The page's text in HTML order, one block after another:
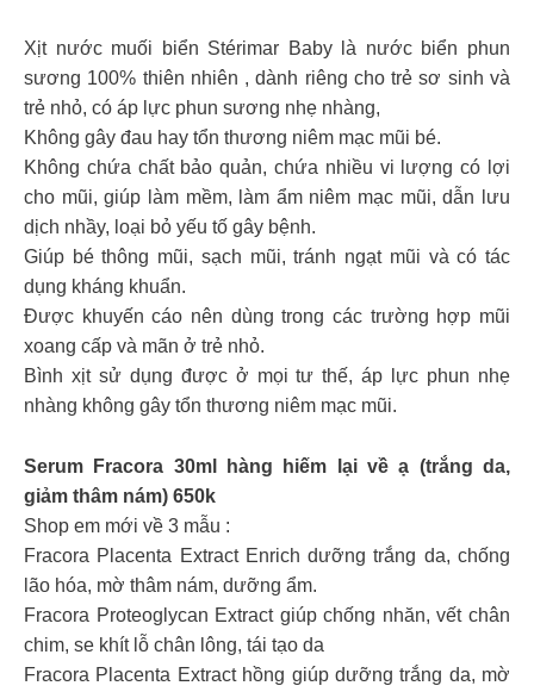
Xịt nước muối biển Stérimar Baby là nước biển phun
sương 100% thiên nhiên , dành riêng cho trẻ sơ sinh và
trẻ nhỏ, có áp lực phun sương nhẹ nhàng,
Không gây đau hay tổn thương niêm mạc mũi bé.
Không chứa chất bảo quản, chứa nhiều vi lượng có lợi
cho mũi, giúp làm mềm, làm ẩm niêm mạc mũi, dẫn lưu
dịch nhầy, loại bỏ yếu tố gây bệnh.
Giúp bé thông mũi, sạch mũi, tránh ngạt mũi và có tác
dụng kháng khuẩn.
Được khuyến cáo nên dùng trong các trường hợp mũi
xoang cấp và mãn ở trẻ nhỏ.
Bình xịt sử dụng được ở mọi tư thế, áp lực phun nhẹ
nhàng không gây tổn thương niêm mạc mũi.
Serum Fracora 30ml hàng hiếm lại về ạ (trắng da,
giảm thâm nám) 650k
Shop em mới về 3 mẫu :
Fracora Placenta Extract Enrich dưỡng trắng da, chống
lão hóa, mờ thâm nám, dưỡng ẩm.
Fracora Proteoglycan Extract giúp chống nhăn, vết chân
chim, se khít lỗ chân lông, tái tạo da
Fracora Placenta Extract hồng giúp dưỡng trắng da, mờ